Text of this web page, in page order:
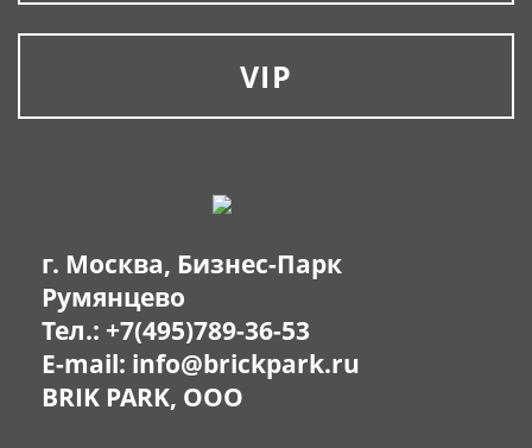
VIP
г. Москва, Бизнес-Парк
Румянцево
Тел.: +7(495)789-36-53
E-mail: info@brickpark.ru
BRIK PARK, OOO